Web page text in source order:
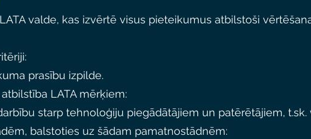
valde, kas izvērtē visus pieteikumus atbilstoši
prasību izpilde.
LATA mērķiem:
starp tehnoloģiju piegādātājiem un patērētājiem,
balstoties uz šādam pamatnostādnēm: